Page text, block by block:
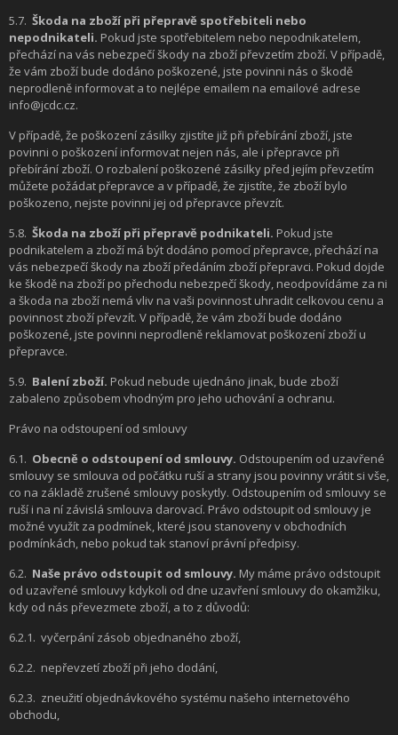
5.7. Škoda na zboží při přepravě spotřebiteli nebo
nepodnikateli. Pokud jste spotřebitelem nebo nepodnikatelem,
přechází na vás nebezpečí škody na zboží převzetím zboží. V případě,
že vám zboží bude dodáno poškozené, jste povinni nás o škodě
neprodleně informovat a to nejlépe emailem na emailové adrese
info@jcdc.cz.
V případě, že poškození zásilky zjistíte již při přebírání zboží, jste
povinni o poškození informovat nejen nás, ale i přepravce při
přebírání zboží. O rozbalení poškozené zásilky před jejím převzetím
můžete požádat přepravce a v případě, že zjistíte, že zboží bylo
poškozeno, nejste povinni jej od přepravce převzít.
5.8. Škoda na zboží při přepravě podnikateli. Pokud jste
podnikatelem a zboží má být dodáno pomocí přepravce, přechází na
vás nebezpečí škody na zboží předáním zboží přepravci. Pokud dojde
ke škodě na zboží po přechodu nebezpečí škody, neodpovídáme za ni
a škoda na zboží nemá vliv na vaši povinnost uhradit celkovou cenu a
povinnost zboží převzít. V případě, že vám zboží bude dodáno
poškozené, jste povinni neprodleně reklamovat poškození zboží u
přepravce.
5.9. Balení zboží. Pokud nebude ujednáno jinak, bude zboží
zabaleno způsobem vhodným pro jeho uchování a ochranu.
Právo na odstoupení od smlouvy
6.1. Obecně o odstoupení od smlouvy. Odstoupením od uzavřené
smlouvy se smlouva od počátku ruší a strany jsou povinny vrátit si vše,
co na základě zrušené smlouvy poskytly. Odstoupením od smlouvy se
ruší i na ní závislá smlouva darovací. Právo odstoupit od smlouvy je
možné využít za podmínek, které jsou stanoveny v obchodních
podmínkách, nebo pokud tak stanoví právní předpisy.
6.2. Naše právo odstoupit od smlouvy. My máme právo odstoupit
od uzavřené smlouvy kdykoli od dne uzavření smlouvy do okamžiku,
kdy od nás převezmete zboží, a to z důvodů:
6.2.1. vyčerpání zásob objednaného zboží,
6.2.2. nepřevzetí zboží při jeho dodání,
6.2.3. zneužití objednávkového systému našeho internetového
obchodu,